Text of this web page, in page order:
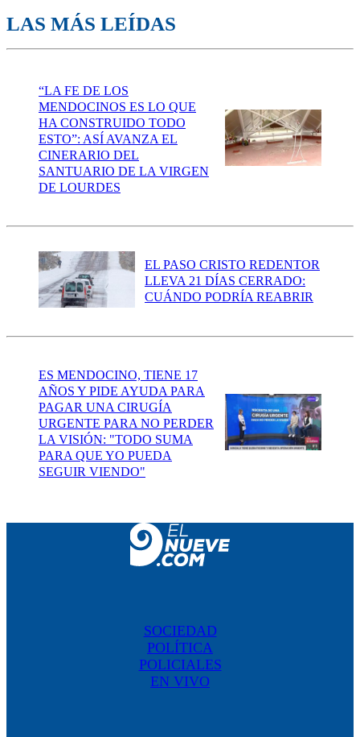
LAS MÁS LEÍDAS
“LA FE DE LOS
MENDOCINOS ES LO QUE
HA CONSTRUIDO TODO
ESTO”: ASÍ AVANZA EL
CINERARIO DEL
SANTUARIO DE LA VIRGEN
DE LOURDES
EL PASO CRISTO REDENTOR
LLEVA 21 DÍAS CERRADO:
CUÁNDO PODRÍA REABRIR
ES MENDOCINO, TIENE 17
AÑOS Y PIDE AYUDA PARA
PAGAR UNA CIRUGÍA
URGENTE PARA NO PERDER
LA VISIÓN: "TODO SUMA
PARA QUE YO PUEDA
SEGUIR VIENDO"
SOCIEDAD
POLÍTICA
POLICIALES
EN VIVO